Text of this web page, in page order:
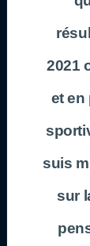
2021
et en
suis
sur